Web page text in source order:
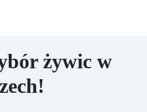
żywic w